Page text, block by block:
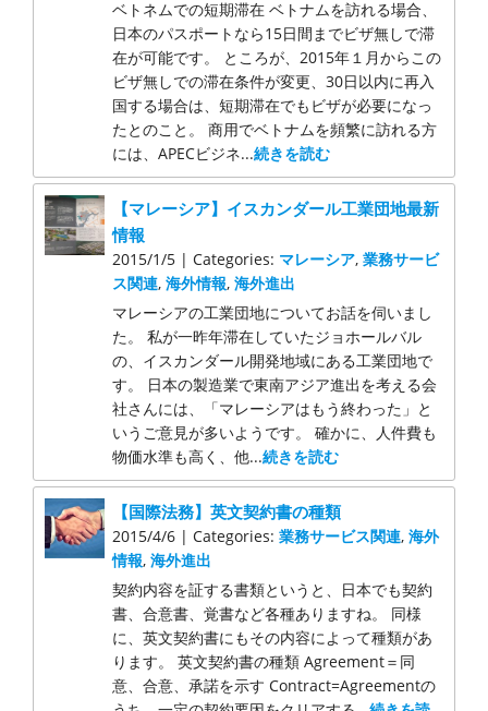
ベトネムでの短期滞在 ベトナムを訪れる場合、
日本のパスポートなら15日間までビザ無しで滞
在が可能です。 ところが、2015年１月からこの
ビザ無しでの滞在条件が変更、30日以内に再入
国する場合は、短期滞在でもビザが必要になっ
たとのこと。 商用でベトナムを頻繁に訪れる方
には、APECビジネ...続きを読む
【マレーシア】イスカンダール工業団地最新
情報
2015/1/5 | Categories: マレーシア,業務サービ
ス関連,海外情報,海外進出
マレーシアの工業団地についてお話を伺いまし
た。 私が一昨年滞在していたジョホールバル
の、イスカンダール開発地域にある工業団地で
す。 日本の製造業で東南アジア進出を考える会
社さんには、「マレーシアはもう終わった」と
いうご意見が多いようです。 確かに、人件費も
物価水準も高く、他...続きを読む
【国際法務】英文契約書の種類
2015/4/6 | Categories:業務サービス関連,海外
情報,海外進出
契約内容を証する書類というと、日本でも契約
書、合意書、覚書など各種ありますね。 同様
に、英文契約書にもその内容によって種類があ
ります。 英文契約書の種類 Agreement＝同
意、合意、承諾を示す Contract=Agreementの